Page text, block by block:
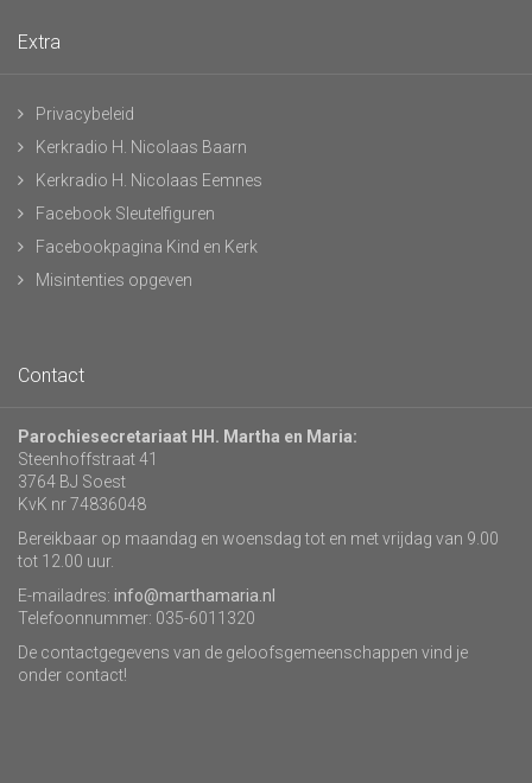
Extra
Privacybeleid
Kerkradio H. Nicolaas Baarn
Kerkradio H. Nicolaas Eemnes
Facebook Sleutelfiguren
Facebookpagina Kind en Kerk
Misintenties opgeven
Contact
Parochiesecretariaat HH. Martha en Maria:
Steenhoffstraat 41
3764 BJ Soest
KvK nr 74836048
Bereikbaar op maandag en woensdag tot en met vrijdag van 9.00
tot 12.00 uur.
E-mailadres: info@marthamaria.nl
Telefoonnummer: 035-6011320
De contactgegevens van de geloofsgemeenschappen vind je
onder contact!